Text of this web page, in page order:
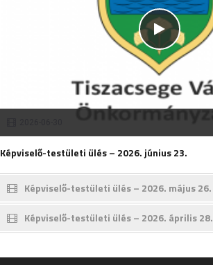
Képviselő-testületi ülés – 2026. június 23.
Képviselő-testületi ülés – 2026. május 26.
Képviselő-testületi ülés – 2026. április 28.